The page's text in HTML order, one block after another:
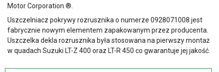
Motor Corporation ®.
Uszczelniacz pokrywy rozrusznika o numerze 0928071008 jest
fabrycznie nowym elementem zapakowanym przez producenta.
Uszczelka dekla rozrusznika była stosowana na pierwszy montaż
w quadach Suzuki LT-Z 400 oraz LT-R 450 co gwarantuje jej jakość.